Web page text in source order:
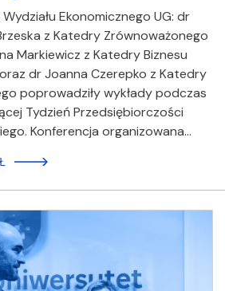
Ekonomicznego UG: dr
z Katedry Zrównoważonego
Markiewicz z Katedry Biznesu
dr Joanna Czerepko z Katedry
poprowadziły wykłady podczas
Tydzień Przedsiębiorczości
Konferencja organizowana…